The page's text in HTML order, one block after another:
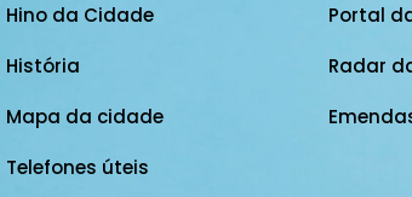
Hino da Cidade
História
Mapa da cidade
Telefones úteis
Portal
Radar